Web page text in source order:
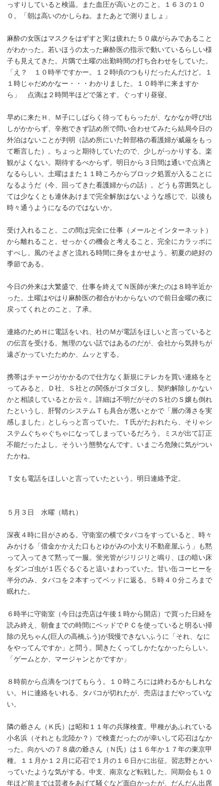
っすりしていると検温。また血圧が高いとのこと。１６３の１０
０。「朝は高いのかしらね。またあとで測りましょ」
麻酔の女医はマスクをはずすと実は疲れた５０歳がらみであること
がわかった。若いほうの太った麻酔医の指示で動いているらしい様
子も見えてきた。片隅で土曜の出勤時間の打ち合わせをしていた。
「え？ １０時半ですかー。１２時頃のつもりだったんだけど。１
１時じゃだめかなー・・・わかりました。１０時半に来ますか
ら」 点滴は２時間半ほどで落とす。ぐっすり昼寝。
早めに来たＨ、Ｍ子にしばらく待ってもらったが、なかなか呼び出
しがかからず、辛抱できず詰め所で問い合わせてみたら結局今日の
外泊はないことが判明（詰め所にいた幹部格の看護婦が威厳をもっ
て断言した）。ちょっと期待していたので、少しがっかりする。楽
観がよくない。期待するべからず。明日から３日間は通いで点滴と
なるらしい。土曜はまた１１時ころからブロック処置が入ることに
なるようだ（今、回ってきた看護婦からの話）。どうも雰囲気とし
ては少なくとも連休あけまで完全解放はないような感じで、以後も
時々通うようになるのではないか。
受け入れること。この間は完全に仕事（メールとインターネット）
から離れること。せっかくの機会と考えること。完全にカラッポに
すべし。風のそよぎと流れる時間に身をまかせよう。初夏の絶好の
季節である。
今日の外来は大繁盛で、仕事を終えてＮ医師が来たのは８時半近か
った。土曜はやはり麻酔医の都合がわからないので前日金曜の夜に
戻ってくれとのこと。了承。
連絡のためＨに電話をいれ、社のＭが電話をほしいと言っていると
の伝言を受ける。無理のない話ではあるのだが、会社から気持ちが
遠ざかっていたためか、ムッとする。
携帯はチャージがかかるので仕方なく新規にテレカを買い連絡をと
ってみると、Ｄ社、Ｓ社との関係がゴタゴタし、契約解除しかない
かと相談しているとか云々。詳細は不明だがそのＳ社のＳ嬢も倒れ
たというし、肝腎のシステムＴも具合が悪いとかで「層の薄さを実
感しました」としらっと言っていた。Ｔ氏がたおれたら、そりゃシ
ステムぐちゃぐちゃになってしまっているだろう。ミスが出て訂正
不能だったよし。そういう態勢なんです。いまごろ危険に気がつい
たかね。
Ｔ女も電話をほしいと言っていたという。明日連絡予定。
５月３日 水曜（晴れ）
深夜４時に目がさめる。守衛室の横でタバコをすっていると、時々
みかける「借金かかえた口もとゆがみの小太り不動産屋ふう」も黙
って入ってきて黙って一服。蛍光管がジリジリと鳴り、ほの暗い床
をダンゴ虫が１匹ぐるぐると這いまわっていた。甘い缶コーヒーを
半分のみ、タバコを２本すってベッドに返る。５時４０分ころまで
眠れた。
６時半に守衛室（今日は売店は午後１時から開店）で買った日経を
読み終え、朝食までの時間にベッドでＰＣを使っていると明るい掃
除の兄ちゃん(巨人の高橋ふう)が我慢できないふうに「それ、なに
をやってんですか」と問う。聞きたくってしかたなかったらしい。
「ゲームとか、マージャンとかですか」
８時前から点滴をつけてもらう。１０時ころには終わるかもしれな
い。Ｈに連絡をいれる。タバコが切れたが、売店はまだやっていな
い。
隣の爺さん（Ｋ氏）は昭和１１年の兵隊検査。甲種があふれている
小名浜（それとも北陸か？）で検査だったのが幸いして応召はなか
った。向かいの７８歳の爺さん（Ｎ氏）は１６年か１７年の東京甲
種。１１月か１２月に応召で１月の１６日かに出征。習志野とかい
っていたような気がする。中支、南京など転戦した。同期会も１０
年ほど前までは芸者をあげて騒ぐなど面白かったが、だんだん出席